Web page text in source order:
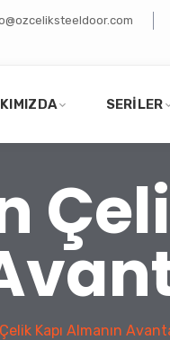
SERILER
Kapı Almanın